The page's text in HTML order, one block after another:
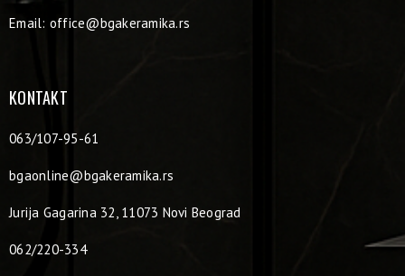
Email: office@bgakeramika.rs
KONTAKT
063/107-95-61
bgaonline@bgakeramika.rs
Jurija Gagarina 32, 11073 Novi Beograd
062/220-334